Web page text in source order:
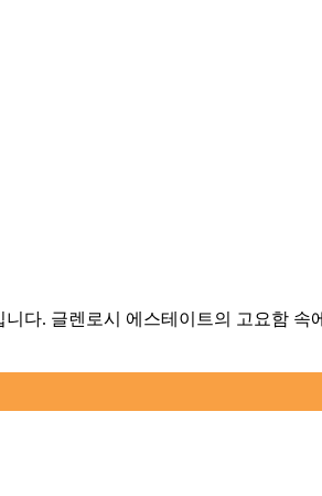
니다. 글렌로시 에스테이트의 고요함